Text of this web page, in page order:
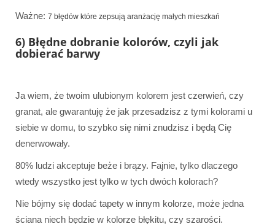
Ważne: 7 błędów które zepsują aranżację małych mieszkań
6) Błędne dobranie kolorów, czyli jak
dobierać barwy
Ja wiem, że twoim ulubionym kolorem jest czerwień, czy
granat, ale gwarantuję że jak przesadzisz z tymi kolorami u
siebie w domu, to szybko się nimi znudzisz i będą Cię
denerwowały.
80% ludzi akceptuje beże i brązy. Fajnie, tylko dlaczego
wtedy wszystko jest tylko w tych dwóch kolorach?
Nie bójmy się dodać tapety w innym kolorze, może jedna
ściana niech będzie w kolorze błękitu, czy szarości.